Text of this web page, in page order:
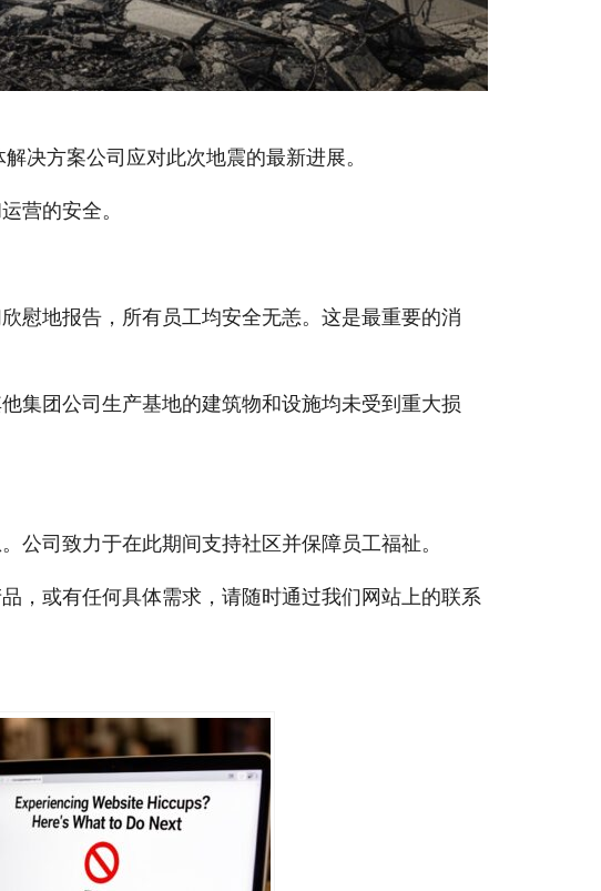
决方案公司应对此次地震的最新进展。
营的安全。
慰地报告，所有员工均安全无恙。这是最重要的消
集团公司生产基地的建筑物和设施均未受到重大损
公司致力于在此期间支持社区并保障员工福祉。
，或有任何具体需求，请随时通过我们网站上的联系